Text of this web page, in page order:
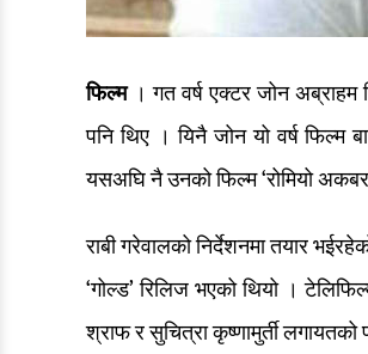
फिल्म। गत वर्ष एक्टर जोन अब्राहम
पनि थिए । यिनै जोन यो वर्ष फिल्म
यसअघि नै उनको फिल्म ‘रोमियो
राबी गरेवालको निर्देशनमा तयार
‘गोल्ड’ रिलिज भएको थियो ।
श्राफ र सुचित्रा कृष्णामुर्ती